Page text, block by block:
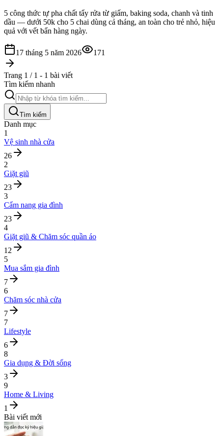
5 công thức tự pha chất tẩy rửa từ giấm, baking soda, chanh và tinh
dầu — dưới 50k cho 5 chai dùng cả tháng, an toàn cho trẻ nhỏ, hiệu
quả với vết bẩn hàng ngày.
17 tháng 5 năm 2026 171
Trang 1 / 1 - 1 bài viết
Tìm kiếm nhanh
Tìm kiếm
Danh mục
1
Vệ sinh nhà cửa
26
2
Giặt giũ
23
3
Cẩm nang gia đình
23
4
Giặt giũ & Chăm sóc quần áo
12
5
Mua sắm gia đình
7
6
Chăm sóc nhà cửa
7
7
Lifestyle
6
8
Gia dụng & Đời sống
3
9
Home & Living
1
Bài viết mới